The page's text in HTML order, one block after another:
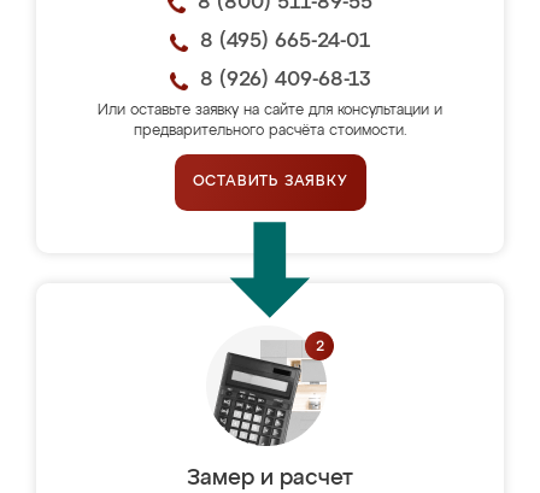
8 (495) 665-24-01
8 (926) 409-68-13
Или оставьте заявку на сайте для консультации и
предварительного расчёта стоимости.
ОСТАВИТЬ ЗАЯВКУ
Замер и расчет